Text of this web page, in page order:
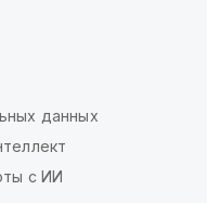
данных
с ИИ